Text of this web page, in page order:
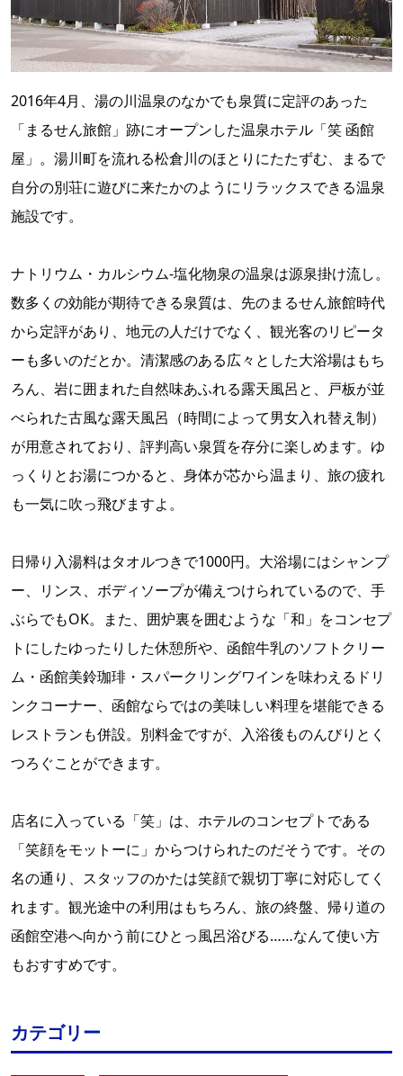
2016年4月、湯の川温泉のなかでも泉質に定評のあった
「まるせん旅館」跡にオープンした温泉ホテル「笑 函館
屋」。湯川町を流れる松倉川のほとりにたたずむ、まるで
自分の別荘に遊びに来たかのようにリラックスできる温泉
施設です。
ナトリウム・カルシウム-塩化物泉の温泉は源泉掛け流し。
数多くの効能が期待できる泉質は、先のまるせん旅館時代
から定評があり、地元の人だけでなく、観光客のリピータ
ーも多いのだとか。清潔感のある広々とした大浴場はもち
ろん、岩に囲まれた自然味あふれる露天風呂と、戸板が並
べられた古風な露天風呂（時間によって男女入れ替え制）
が用意されており、評判高い泉質を存分に楽しめます。ゆ
っくりとお湯につかると、身体が芯から温まり、旅の疲れ
も一気に吹っ飛びますよ。
日帰り入湯料はタオルつきで1000円。大浴場にはシャンプ
ー、リンス、ボディソープが備えつけられているので、手
ぶらでもOK。また、囲炉裏を囲むような「和」をコンセプ
トにしたゆったりした休憩所や、函館牛乳のソフトクリー
ム・函館美鈴珈琲・スパークリングワインを味わえるドリ
ンクコーナー、函館ならではの美味しい料理を堪能できる
レストランも併設。別料金ですが、入浴後ものんびりとく
つろぐことができます。
店名に入っている「笑」は、ホテルのコンセプトである
「笑顔をモットーに」からつけられたのだそうです。その
名の通り、スタッフのかたは笑顔で親切丁寧に対応してく
れます。観光途中の利用はもちろん、旅の終盤、帰り道の
函館空港へ向かう前にひとっ風呂浴びる……なんて使い方
もおすすめです。
カテゴリー